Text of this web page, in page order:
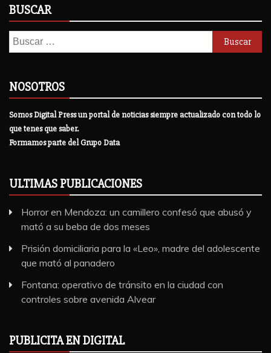
BUSCAR
Buscar:
NOSOTROS
Somos Digital Press un portal de noticias siempre actualizado con todo lo
que tenes que saber.
Formamos parte del Grupo Data
ULTIMAS PUBLICACIONES
Horror en Mendoza: un camillero confesó que abusó y
mató a su beba de dos meses
Prisión domiciliaria para la «Leo», madre del adolescente
que mató al panadero
Fontana: operativo de tránsito en la ciudad con
controles sobre avenida Alvear
PUBLICITA EN DIGITAL